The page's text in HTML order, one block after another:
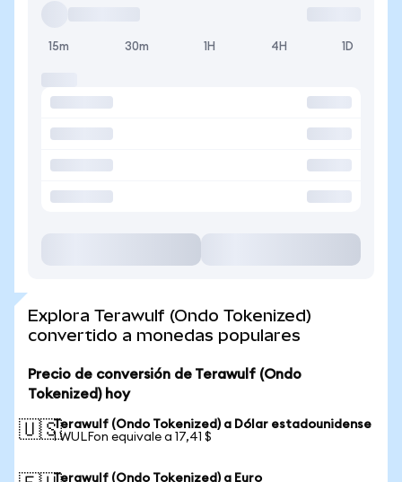
15m 30m 1H 4H 1D
Explora Terawulf (Ondo Tokenized)
convertido a monedas populares
Precio de conversión de Terawulf (Ondo
Tokenized) hoy
🇺🇸Terawulf (Ondo Tokenized) a Dólar estadounidense
1 WULFon equivale a 17,41 $
Terawulf (Ondo Tokenized) a Euro